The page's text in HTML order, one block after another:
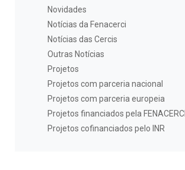
Novidades
Notícias da Fenacerci
Notícias das Cercis
Outras Notícias
Projetos
Projetos com parceria nacional
Projetos com parceria europeia
Projetos financiados pela FENACERCI
Projetos cofinanciados pelo INR